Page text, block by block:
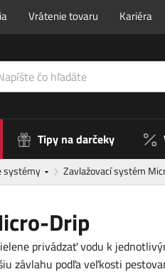
Vrátenie tovaru Kariéra
Tipy na darčeky
systémy Zavlažovací systém
Drip
privádzať vodu k
závlahu podľa veľkosti